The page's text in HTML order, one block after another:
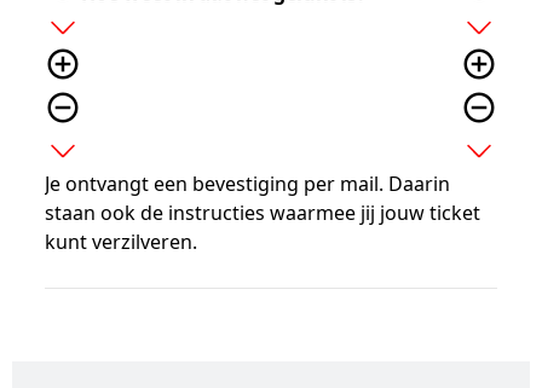
add
add_circle_outline
remove_circle_outline
expand_more
add
add_circle_outline
remove_circle_outline
expand_more
Je ontvangt een bevestiging per mail. Daarin
staan ook de instructies waarmee jij jouw ticket
kunt verzilveren.